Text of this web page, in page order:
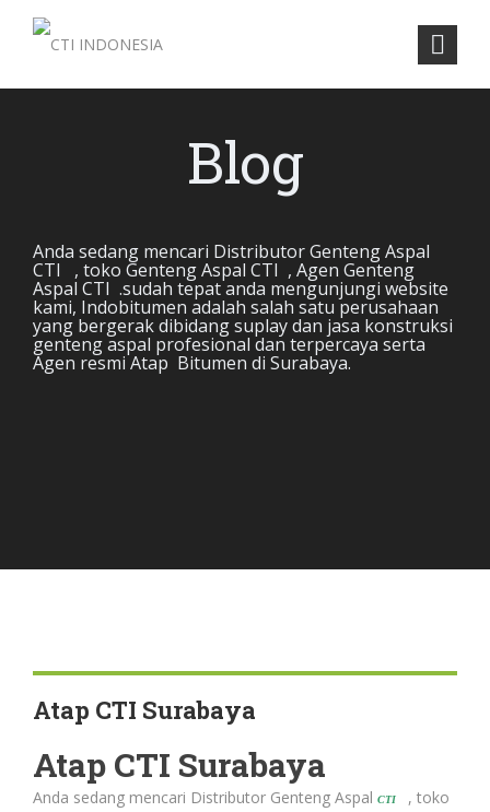
Blog
Anda sedang mencari Distributor Genteng Aspal
CTI , toko Genteng Aspal CTI , Agen Genteng
Aspal CTI .sudah tepat anda mengunjungi website
kami, Indobitumen adalah salah satu perusahaan
yang bergerak dibidang suplay dan jasa konstruksi
genteng aspal profesional dan terpercaya serta
Agen resmi Atap Bitumen di Surabaya.
Atap CTI Surabaya
Atap CTI Surabaya
Anda sedang mencari Distributor Genteng Aspal CTI
, toko